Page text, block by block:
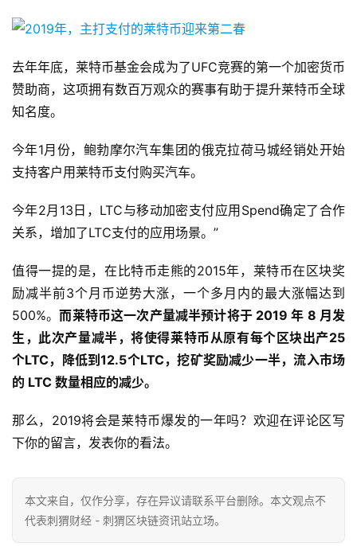
去年年底，莱特币基金会成为了UFC竞赛的第一个加密货币
赞助商，这项拥有数百万观众的赛事有助于提升莱特币全球
知名度。
今年1月份，鲍勃摩尔汽车集团的俄克拉荷马城经销处开始
支持客户用莱特币支付购买汽车。
今年2月13日，LTC与移动加密支付应用Spend确定了合作
关系，增加了LTC支付的应用场景。”
值得一提的是，在比特币走熊的2015年，莱特币在区块奖
励减半前3个月币逆势大涨，一个多月内的最大涨幅达到
500%。而莱特币这一次产量减半预计将于 2019 年 8 月发
生，此次产量减半，将使得莱特币从原有每个区块出产25
个LTC，降低到12.5个LTC，挖矿奖励减少一半，流入市场
的 LTC 数量相应的减少。
那么，2019将会是莱特币爆发的一年吗？欢迎在评论区写
下你的留言，发表你的看法。
本文来自 ，仅作分享，存在异议请联系平台删除。本文观点不
代表刺猬财经 - 刺猬区块链资讯站立场。